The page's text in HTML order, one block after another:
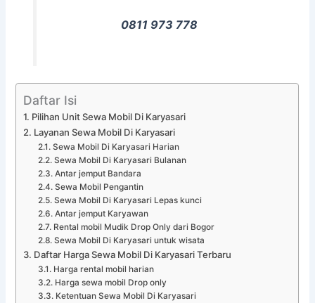
0811 973 778
Daftar Isi
Pilihan Unit Sewa Mobil Di Karyasari
Layanan Sewa Mobil Di Karyasari
Sewa Mobil Di Karyasari Harian
Sewa Mobil Di Karyasari Bulanan
Antar jemput Bandara
Sewa Mobil Pengantin
Sewa Mobil Di Karyasari Lepas kunci
Antar jemput Karyawan
Rental mobil Mudik Drop Only dari Bogor
Sewa Mobil Di Karyasari untuk wisata
Daftar Harga Sewa Mobil Di Karyasari Terbaru
Harga rental mobil harian
Harga sewa mobil Drop only
Ketentuan Sewa Mobil Di Karyasari